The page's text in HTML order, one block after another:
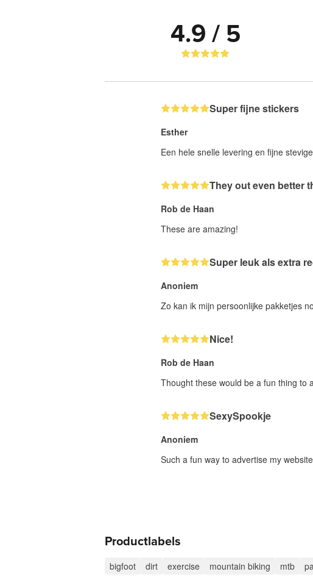
4.9 / 5
Super fijne stickers
Esther
Een hele snelle levering en fijne
They out even better
Rob de Haan
These are amazing!
Super leuk als extra
Anoniem
Zo kan ik mijn persoonlijke pakketjes
Nice!
Rob de Haan
Thought these would be a fun thing to
SexySpookje
Anoniem
Such a fun way to advertise my
Productlabels
bigfoot dirt exercise mountain biking mtb